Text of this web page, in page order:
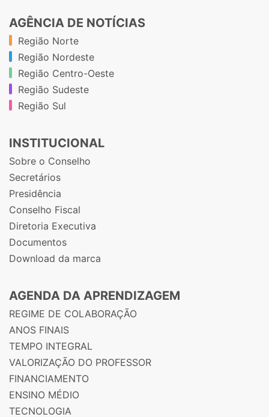
AGÊNCIA DE NOTÍCIAS
Região Norte
Região Nordeste
Região Centro-Oeste
Região Sudeste
Região Sul
INSTITUCIONAL
Sobre o Conselho
Secretários
Presidência
Conselho Fiscal
Diretoria Executiva
Documentos
Download da marca
AGENDA DA APRENDIZAGEM
REGIME DE COLABORAÇÃO
ANOS FINAIS
TEMPO INTEGRAL
VALORIZAÇÃO DO PROFESSOR
FINANCIAMENTO
ENSINO MÉDIO
TECNOLOGIA